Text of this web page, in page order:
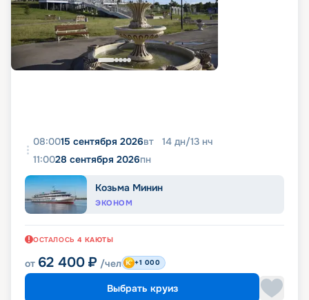
08:0015 сентября 2026вт 14 дн/13 нч
11:0028 сентября 2026пн
Козьма Минин
ЭКОНОМ
ОСТАЛОСЬ 4 КАЮТЫ
от 62 400 ₽ /чел +1 000
Выбрать круиз